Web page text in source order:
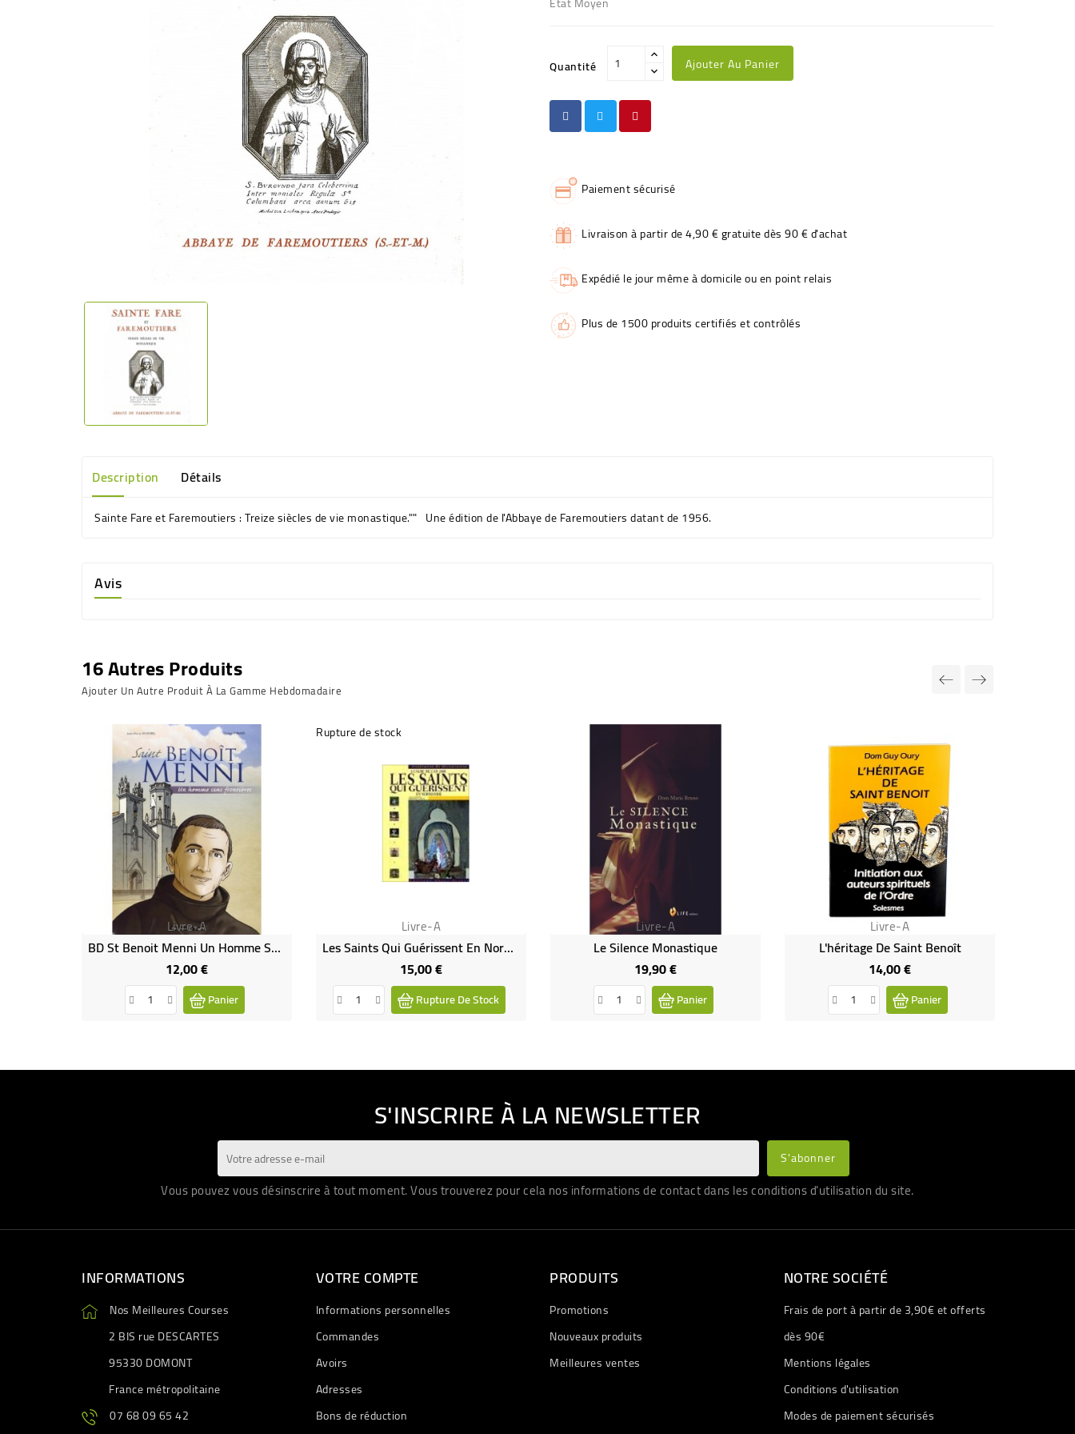
Quantité Ajouter Au Panier
Paiement sécurisé
Livraison à partir de 4,90 € gratuite dès 90 € d'achat
Expédié le jour même à domicile ou en point relais
Plus de 1500 produits certifiés et contrôlés
Description Détails
Sainte Fare et Faremoutiers : Treize siècles de vie monastique."" Une édition de l'Abbaye de Faremoutiers datant de 1956.
Avis
16 Autres Produits
Ajouter Un Autre Produit À La Gamme Hebdomadaire
Livre-A
BD St Benoit Menni Un Homme Sans Frontières
12,00 €Prix
Panier
Rupture de stock
Livre-A
Les Saints Qui Guérissent En Normandie
15,00 €Prix
Rupture De Stock
Livre-A
Le Silence Monastique
19,90 €Prix
Panier
Livre-A
L'héritage De Saint Benoît
14,00 €Prix
Panier
S'INSCRIRE À LA NEWSLETTER
Vous pouvez vous désinscrire à tout moment. Vous trouverez pour cela nos informations de contact dans les conditions d'utilisation du site.
INFORMATIONS
Nos Meilleures Courses
2 BIS rue DESCARTES
95330 DOMONT
France métropolitaine
07 68 09 65 42
VOTRE COMPTE
Informations personnelles
Commandes
Avoirs
Adresses
Bons de réduction
PRODUITS
Promotions
Nouveaux produits
Meilleures ventes
NOTRE SOCIÉTÉ
Frais de port à partir de 3,90€ et offerts
dès 90€
Mentions légales
Conditions d'utilisation
Modes de paiement sécurisés